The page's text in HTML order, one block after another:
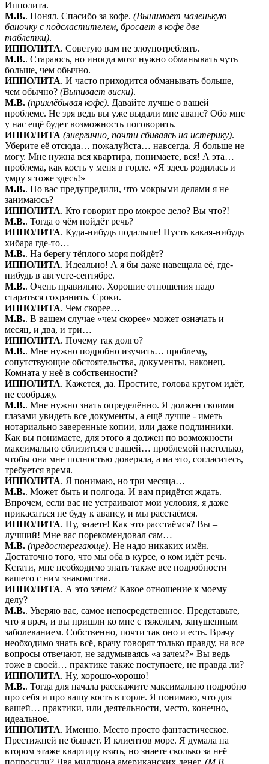
Ипполита.
М.В.. Понял. Спасибо за кофе. (Вынимает маленькую
баночку с подсластителем, бросает в кофе две
таблетки).
ИППОЛИТА. Советую вам не злоупотреблять.
М.В.. Стараюсь, но иногда мозг нужно обманывать чуть
больше, чем обычно.
ИППОЛИТА. И часто приходится обманывать больше,
чем обычно? (Выпивает виски).
М.В. (прихлёбывая кофе). Давайте лучше о вашей
проблеме. Не зря ведь вы уже выдали мне аванс? Обо мне
у нас ещё будет возможность поговорить.
ИППОЛИТА (энергично, почти сбиваясь на истерику).
Уберите её отсюда… пожалуйста… навсегда. Я больше не
могу. Мне нужна вся квартира, понимаете, вся! А эта…
проблема, как кость у меня в горле. «Я здесь родилась и
умру я тоже здесь!»
М.В.. Но вас предупредили, что мокрыми делами я не
занимаюсь?
ИППОЛИТА. Кто говорит про мокрое дело? Вы что?!
М.В.. Тогда о чём пойдёт речь?
ИППОЛИТА. Куда-нибудь подальше! Пусть какая-нибудь
хибара где-то…
М.В.. На берегу тёплого моря пойдёт?
ИППОЛИТА. Идеально! А я бы даже навещала её, где-
нибудь в августе-сентябре.
М.В.. Очень правильно. Хорошие отношения надо
стараться сохранить. Сроки.
ИППОЛИТА. Чем скорее…
М.В.. В вашем случае «чем скорее» может означать и
месяц, и два, и три…
ИППОЛИТА. Почему так долго?
М.В.. Мне нужно подробно изучить… проблему,
сопутствующие обстоятельства, документы, наконец.
Комната у неё в собственности?
ИППОЛИТА. Кажется, да. Простите, голова кругом идёт,
не соображу.
М.В.. Мне нужно знать определённо. Я должен своими
глазами увидеть все документы, а ещё лучше - иметь
нотариально заверенные копии, или даже подлинники.
Как вы понимаете, для этого я должен по возможности
максимально сблизиться с вашей… проблемой настолько,
чтобы она мне полностью доверяла, а на это, согласитесь,
требуется время.
ИППОЛИТА. Я понимаю, но три месяца…
М.В.. Может быть и полгода. И вам придётся ждать.
Впрочем, если вас не устраивают мои условия, я даже
прикасаться не буду к авансу, и мы расстаёмся.
ИППОЛИТА. Ну, знаете! Как это расстаёмся? Вы –
лучший! Мне вас порекомендовал сам…
М.В. (предостерегающе). Не надо никаких имён.
Достаточно того, что мы оба в курсе, о ком идёт речь.
Кстати, мне необходимо знать также все подробности
вашего с ним знакомства.
ИППОЛИТА. А это зачем? Какое отношение к моему
делу?
М.В.. Уверяю вас, самое непосредственное. Представьте,
что я врач, и вы пришли ко мне с тяжёлым, запущенным
заболеванием. Собственно, почти так оно и есть. Врачу
необходимо знать всё, врачу говорят только правду, на все
вопросы отвечают, не задумываясь «а зачем?» Вы ведь
тоже в своей… практике также поступаете, не правда ли?
ИППОЛИТА. Ну, хорошо-хорошо!
М.В.. Тогда для начала расскажите максимально подробно
про себя и про вашу кость в горле. Я понимаю, что для
вашей… практики, или деятельности, место, конечно,
идеальное.
ИППОЛИТА. Именно. Место просто фантастическое.
Престижней не бывает. И клиентов море. Я думала на
втором этаже квартиру взять, но знаете сколько за неё
попросили? Два миллиона американских денег. (М.В.